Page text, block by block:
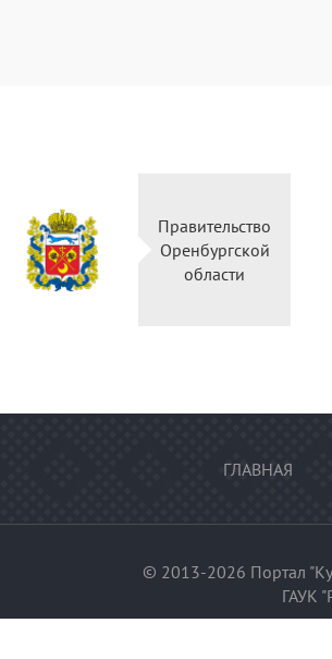
Министерство
культуры
Российской
федерации
ГЛАВНАЯ
© 2013-2026 Портал
ГАУК